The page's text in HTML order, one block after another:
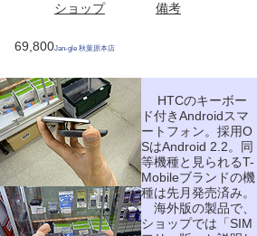
ショップ
備考
69,800Jan-gle 秋葉原本店
HTCのキーボー
ド付きAndroidスマ
ートフォン。採用O
SはAndroid 2.2。同
等機種と見られるT-
Mobileブランドの機
種は先月発売済み。
海外版の製品で、
ショップでは「SIM